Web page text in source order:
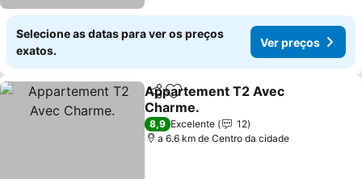
Selecione as datas para ver os preços
exatos.
Ver preços
PartilharAdicionar aos favoritos
Appartement T2 Avec
Charme.
8,9 Excelente
12
a 6.6 km de Centro da cidade